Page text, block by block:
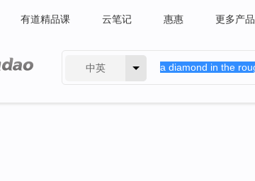
有道精品课 云笔记 惠惠 更多产品
中英